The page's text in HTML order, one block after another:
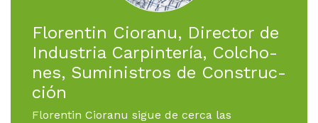
Flo­ren­tin Ciora­nu, Di­rec­tor de
In­dus­tria Car­pin­tería, Col­cho­
nes, Su­mi­nis­tros de Con­struc­
ción
Florentin Cioranu sigue de cerca las